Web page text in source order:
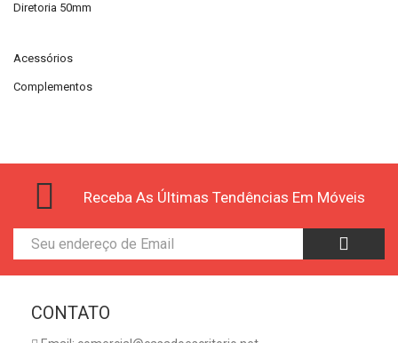
Diretoria 50mm
Acessórios
Complementos
Receba As Últimas Tendências Em Móveis
CONTATO